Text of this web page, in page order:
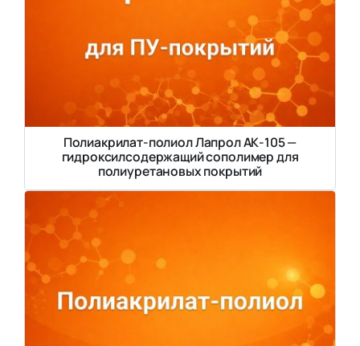
Полиакрилат-полиол Лапрол АК-105 —
гидроксилсодержащий сополимер для
полиуретановых покрытий